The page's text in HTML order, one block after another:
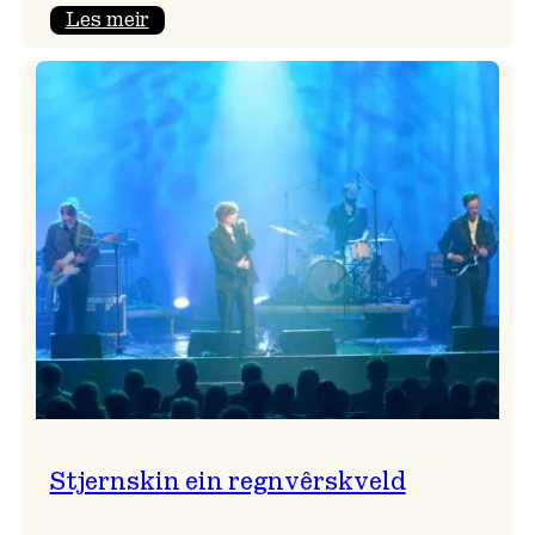
Les meir:
&
Haltli
Stjernskin ein regnvêrskveld